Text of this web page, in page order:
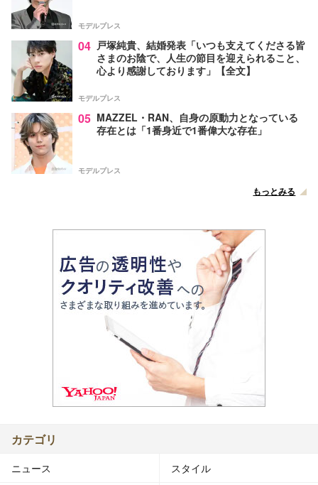
モデルプレス
04 戸塚純貴、結婚発表「いつも支えてくださる皆
さまのお陰で、人生の節目を迎えられること、
心より感謝しております」【全文】
モデルプレス
05 MAZZEL・RAN、自身の原動力となっている
存在とは「1番身近で1番偉大な存在」
モデルプレス
もっとみる
カテゴリ
ニュース スタイル